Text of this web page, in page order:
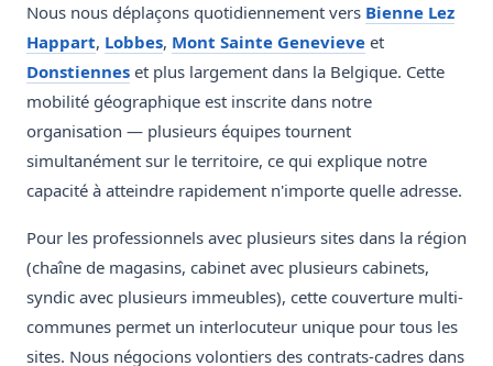
Nous nous déplaçons quotidiennement vers Bienne Lez
Happart, Lobbes, Mont Sainte Genevieve et
Donstiennes et plus largement dans la Belgique. Cette
mobilité géographique est inscrite dans notre
organisation — plusieurs équipes tournent
simultanément sur le territoire, ce qui explique notre
capacité à atteindre rapidement n'importe quelle adresse.
Pour les professionnels avec plusieurs sites dans la région
(chaîne de magasins, cabinet avec plusieurs cabinets,
syndic avec plusieurs immeubles), cette couverture multi-
communes permet un interlocuteur unique pour tous les
sites. Nous négocions volontiers des contrats-cadres dans